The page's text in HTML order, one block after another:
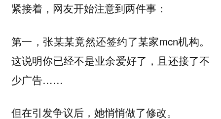
紧接着，网友开始注意到两件事：
第一，张某某竟然还签约了某家mcn机构。
这说明你已经不是业余爱好了，且还接了不
少广告……
但在引发争议后，她悄悄做了修改。